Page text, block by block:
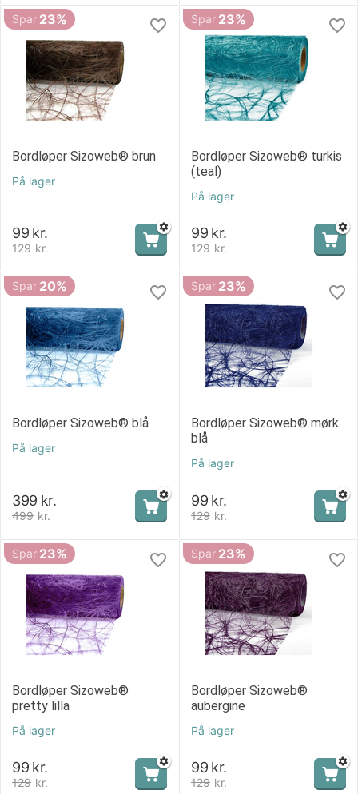
Spar 23%
Bordløper Sizoweb® brun
På lager
129 kr.
99 kr.
Spar 23%
Bordløper Sizoweb® turkis
(teal)
På lager
129 kr.
99 kr.
Spar 20%
Bordløper Sizoweb® blå
På lager
499 kr.
399 kr.
Spar 23%
Bordløper Sizoweb® mørk
blå
På lager
129 kr.
99 kr.
Spar 23%
Bordløper Sizoweb®
pretty lilla
På lager
129 kr.
99 kr.
Spar 23%
Bordløper Sizoweb®
aubergine
På lager
129 kr.
99 kr.